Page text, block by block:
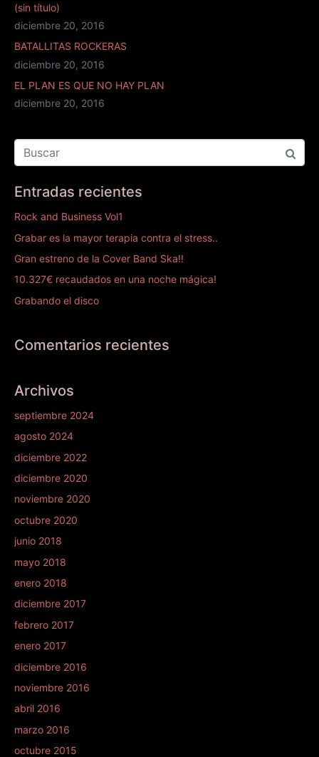
(sin título)
diciembre 20, 2016
BATALLITAS ROCKERAS
diciembre 20, 2016
EL PLAN ES QUE NO HAY PLAN
diciembre 20, 2016
Entradas recientes
Rock and Business Vol1
Grabar es la mayor terapia contra el stress..
Gran estreno de la Cover Band Ska!!
10.327€ recaudados en una noche mágica!
Grabando el disco
Comentarios recientes
Archivos
septiembre 2024
agosto 2024
diciembre 2022
diciembre 2020
noviembre 2020
octubre 2020
junio 2018
mayo 2018
enero 2018
diciembre 2017
febrero 2017
enero 2017
diciembre 2016
noviembre 2016
abril 2016
marzo 2016
octubre 2015